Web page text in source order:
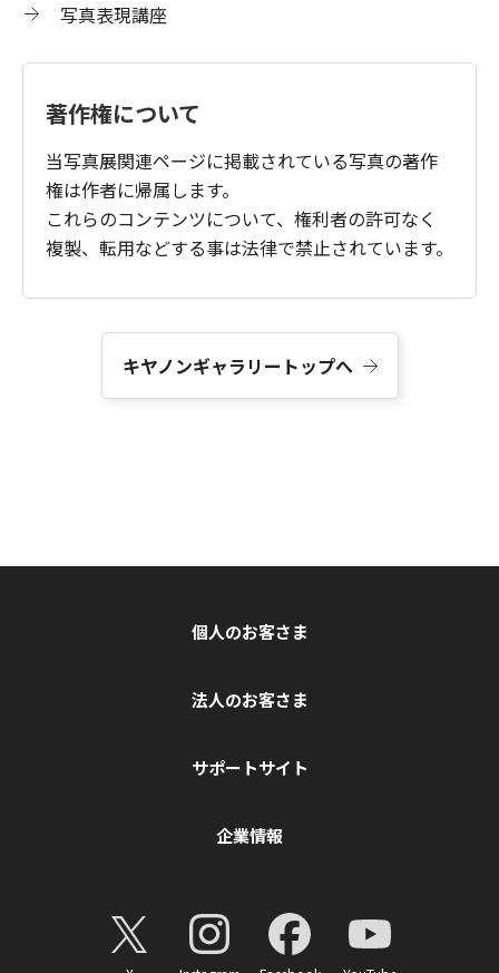
写真表現講座
著作権について
当写真展関連ページに掲載されている写真の著作
権は作者に帰属します。
これらのコンテンツについて、権利者の許可なく
複製、転用などする事は法律で禁止されています。
キヤノンギャラリートップへ
個人のお客さま
法人のお客さま
サポートサイト
企業情報